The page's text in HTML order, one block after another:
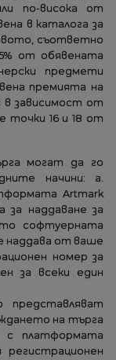
по-висока от
в каталога за
съответно
от обявената
предмети
премията на
в зависимост от
точки 16 и 18 от
могат да го
начини: а.
Artmark
за наддаване за
софтуерната
наддава от ваше
номер за
за всеки един
на търга
с платформата
регистрационен